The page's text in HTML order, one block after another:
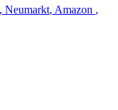
Neumarkt Amazon